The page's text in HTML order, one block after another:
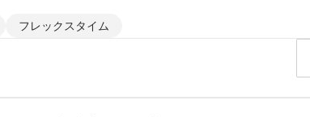
フレックスタイム